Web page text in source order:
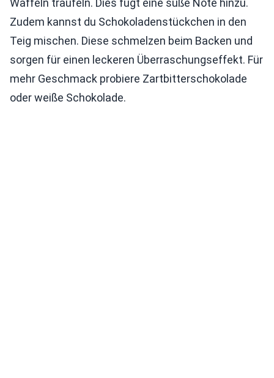
Zudem kannst du Schokoladenstückchen in den
Teig mischen. Diese schmelzen beim Backen und
sorgen für einen leckeren Überraschungseffekt. Für
mehr Geschmack probiere Zartbitterschokolade
oder weiße Schokolade.